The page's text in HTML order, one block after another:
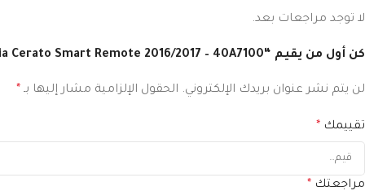
لا توجد مراجعات بعد.
كن أول من يقيم “Kia Cerato Smart Remote 2016/2017 – 40A7100”
لن يتم نشر عنوان بريدك الإلكتروني. الحقول الإلزامية مشار إليها بـ *
تقييمك *
مراجعتك *